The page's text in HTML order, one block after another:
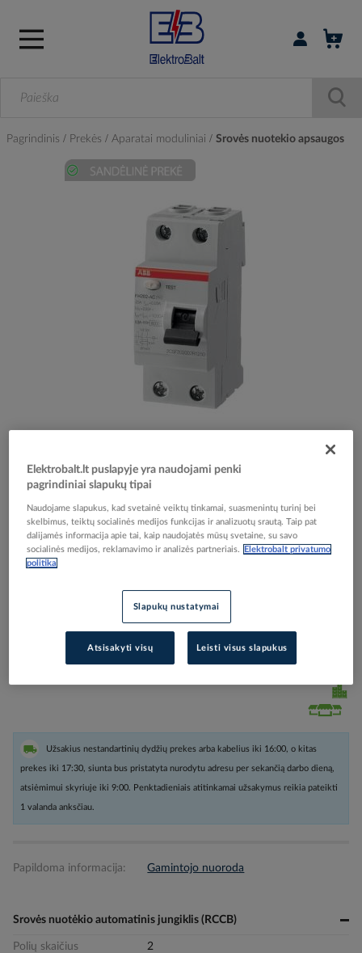
Prisijungti /
Pagrindinis Prekės Aparatai moduliniai Srovės nuotekio apsaugos
the
beginning
the
images
gallery
Relė srovės nuotėkio RCCB 2P 25A 30mA AC-tipas
FH202AC-25/0.03 - ABB
Elektrobalt prekės kodas
029395
EAN kodas
Užsakius nestandartinių dydžių prekes arba kabelius iki 16:00, o kitas
prekes iki 17:30, siunta bus pristatyta nurodytu adresu per sekančią darbo dieną,
atsiėmimui skyriuje iki 9:00. Penktadieniais atitinkamai užsakymus reikia pateikti
1 valanda anksčiau.
Papildoma informacija: Gamintojo nuoroda
Srovės nuotėkio automatinis jungiklis (RCCB)
Polių skaičius
2
Elektrobalt.lt puslapyje yra naudojami penki
pagrindiniai slapukų tipai
Naudojame slapukus, kad svetainė veiktų tinkamai, suasmenintų turinį bei
skelbimus, teiktų socialinės medijos funkcijas ir analizuotų srautą. Taip pat
dalijamės informacija apie tai, kaip naudojatės mūsų svetaine, su savo
socialinės medijos, reklamavimo ir analizės partneriais.
Elektrobalt privatumo
politika
Slapukų nustatymai
Atsisakyti visų Leisti visus slapukus